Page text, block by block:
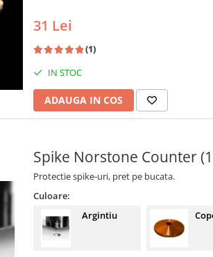
31 Lei
(1)
IN STOC
ADAUGA IN COS
Spike Norstone Counter
Protectie spike-uri, pret pe bucata.
Culoare:
Argintiu